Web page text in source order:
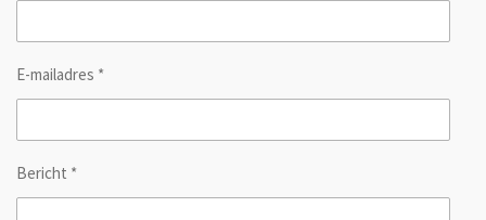
E-mailadres *
Bericht *